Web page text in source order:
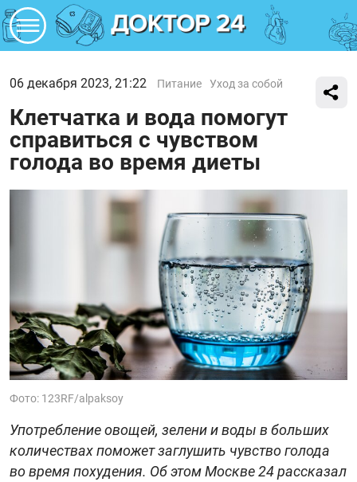
06 декабря 2023, 21:22 Питание Уход за собой
Клетчатка и вода помогут
справиться с чувством
голода во время диеты
Фото: 123RF/alpaksoy
Употребление овощей, зелени и воды в больших
количествах поможет заглушить чувство голода
во время похудения. Об этом Москве 24 рассказал